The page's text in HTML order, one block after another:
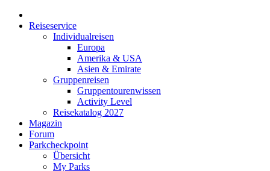
Reiseservice
Individualreisen
Europa
Amerika & USA
Asien & Emirate
Gruppenreisen
Gruppentourenwissen
Activity Level
Reisekatalog 2027
Magazin
Forum
Parkcheckpoint
Übersicht
My Parks